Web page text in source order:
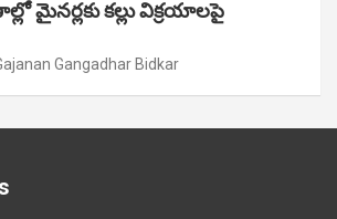
మైనర్లకు కల్లు విక్రయాలపై
Gangadhar Bidkar